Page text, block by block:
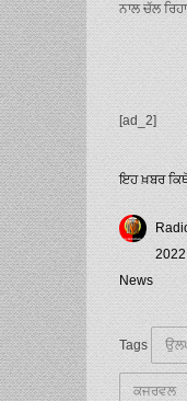
ਨਾਲ ਚੱਲ
[ad_2]
ਇਹ ਖ਼ਬਰ
2022
News
Tags
ਕਜਰਵਲ